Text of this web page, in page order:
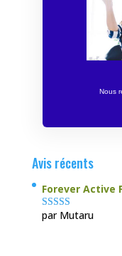
Nous
Avis récents
Forever Active
Note4sur
par Mutaru